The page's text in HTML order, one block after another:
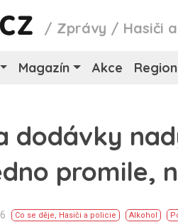
/ Zprávy / Hasiči
Magazín Akce Region
dodávky
promile,
Co se děje, Hasiči a policie Alkohol